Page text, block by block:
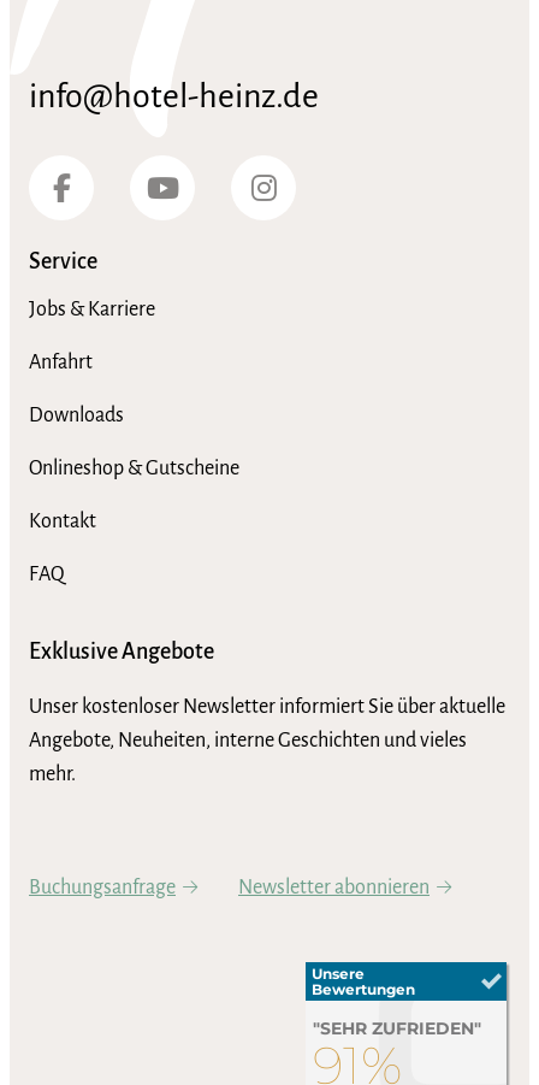
info@hotel-heinz.de
Service
Jobs & Karriere
Anfahrt
Downloads
Onlineshop & Gutscheine
Kontakt
FAQ
Exklusive Angebote
Unser kostenloser Newsletter informiert Sie über aktuelle
Angebote, Neuheiten, interne Geschichten und vieles
mehr.
Buchungsanfrage Newsletter abonnieren